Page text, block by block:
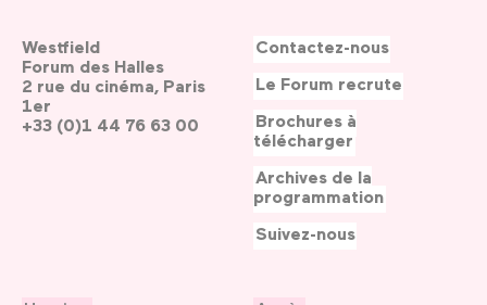
Westfield
Forum des Halles
2 rue du cinéma, Paris
1er
+33 (0)1 44 76 63 00
Contactez-nous
Le Forum recrute
Brochures à
télécharger
Archives de la
programmation
Suivez-nous